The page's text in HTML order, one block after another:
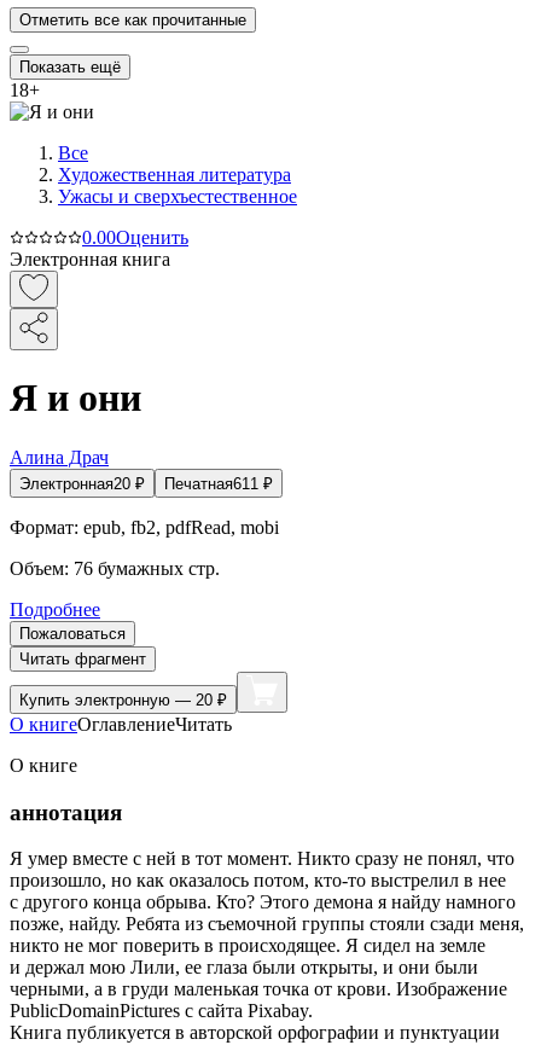
Отметить все как прочитанные
Показать ещё
18+
Все
Художественная литература
Ужасы и сверхъестественное
0.00Оценить
Электронная книга
Я и они
Алина Драч
Электронная20 ₽ Печатная611 ₽
Формат: epub, fb2, pdfRead, mobi
Объем: 76 бумажных стр.
Подробнее
Пожаловаться
Читать фрагмент
Купить электронную — 20 ₽
О книгеОглавлениеЧитать
О книге
аннотация
Я умер вместе с ней в тот момент. Никто сразу не понял, что
произошло, но как оказалось потом, кто-то выстрелил в нее
с другого конца обрыва. Кто? Этого демона я найду намного
позже, найду. Ребята из съемочной группы стояли сзади меня,
никто не мог поверить в происходящее. Я сидел на земле
и держал мою Лили, ее глаза были открыты, и они были
черными, а в груди маленькая точка от крови. Изображение
PublicDomainPictures с сайта Pixabay.
Книга публикуется в авторской орфографии и пунктуации